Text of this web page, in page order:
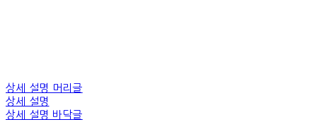
상세 설명 머리글
상세 설명
상세 설명 바닥글